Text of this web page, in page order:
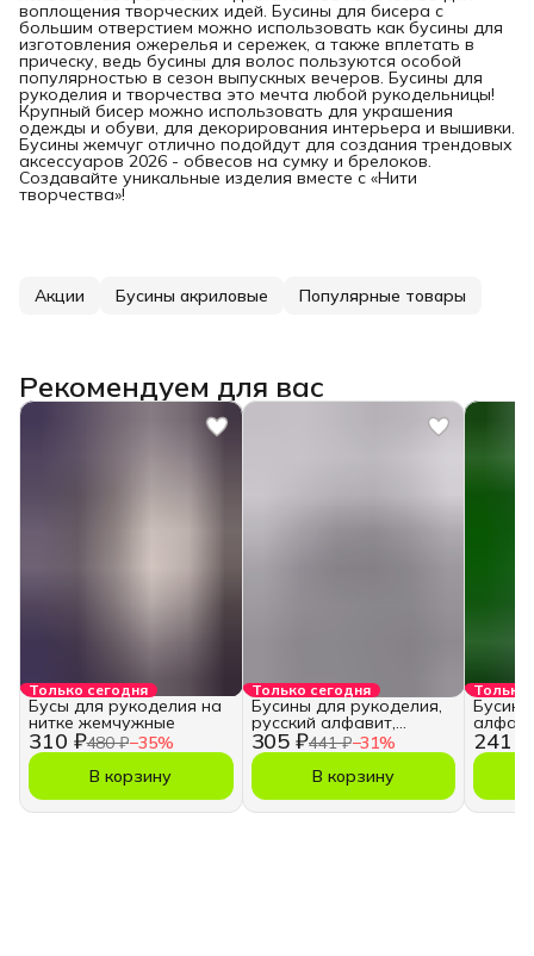
воплощения творческих идей. Бусины для бисера с
большим отверстием можно использовать как бусины для
изготовления ожерелья и сережек, а также вплетать в
прическу, ведь бусины для волос пользуются особой
популярностью в сезон выпускных вечеров. Бусины для
рукоделия и творчества это мечта любой рукодельницы!
Крупный бисер можно использовать для украшения
одежды и обуви, для декорирования интерьера и вышивки.
Бусины жемчуг отлично подойдут для создания трендовых
аксессуаров 2026 - обвесов на сумку и брелоков.
Создавайте уникальные изделия вместе с «Нити
творчества»!
Акции Бусины акриловые Популярные товары
Рекомендуем для вас
Только сегодня
310 ₽480 ₽−35%
Бусы для рукоделия на
нитке жемчужные
В корзину
Только сегодня
305 ₽441 ₽−31%
Бусины для рукоделия,
русский алфавит,
кубики
В корзину
Только
241 ₽